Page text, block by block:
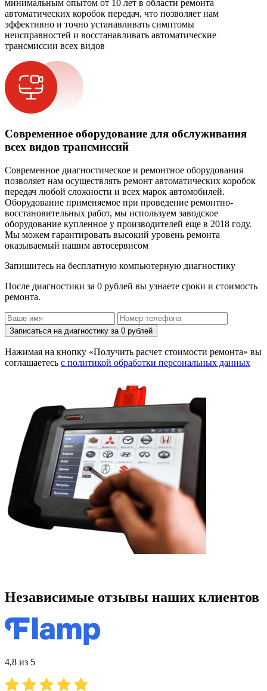
минимальным опытом от 10 лет в области ремонта
автоматических коробок передач, что позволяет нам
эффективно и точно устанавливать симптомы
неисправностей и восстанавливать автоматические
трансмиссии всех видов
Современное оборудование для обслуживания
всех видов трансмиссий
Современное диагностическое и ремонтное оборудования
позволяет нам осуществлять ремонт автоматических коробок
передач любой сложности и всех марок автомобилей.
Оборудование применяемое при проведение ремонтно-
восстановительных работ, мы используем заводское
оборудование купленное у производителей еще в 2018 году.
Мы можем гарантировать высокий уровень ремонта
оказываемый нашим автосервисом
Запишитесь на бесплатную компьютерную диагностику
После диагностики за 0 рублей вы узнаете сроки и стоимость
ремонта.
Записаться на диагностику за 0 рублей
Нажимая на кнопку «Получить расчет стоимости ремонта» вы
соглашаетесь с политикой обработки персональных данных
Независимые отзывы наших клиентов
4,8 из 5